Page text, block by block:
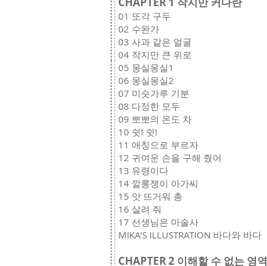
01 또각 구두
02 수완가
03 사과 같은 얼굴
04 작지만 큰 위로
05 몽실몽실1
06 몽실몽실2
07 미숫가루 기분
08 다정한 모두
09 뽀뽀의 온도 차
10 쉿! 쉿!
11 애칭으로 부르자
12 귀여운 손을 구해 줬어
13 유령이다
14 깔롱쟁이 아가씨
15 앗 뜨거워 총
16 살려 줘
17 선생님은 마술사
MIKA’S ILLUSTRATION 바다와 바다
CHAPTER 2 이해할 수 없는 영역